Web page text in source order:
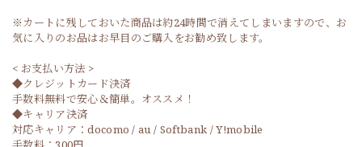
※カートに残しておいた商品は約24時間で消えてしまいますので、お
気に入りのお品はお早目のご購入をお勧め致します。
< お支払い方法 >
◆クレジットカード決済
手数料無料で安心＆簡単。オススメ！
◆キャリア決済
対応キャリア：docomo / au / Softbank / Y!mobile